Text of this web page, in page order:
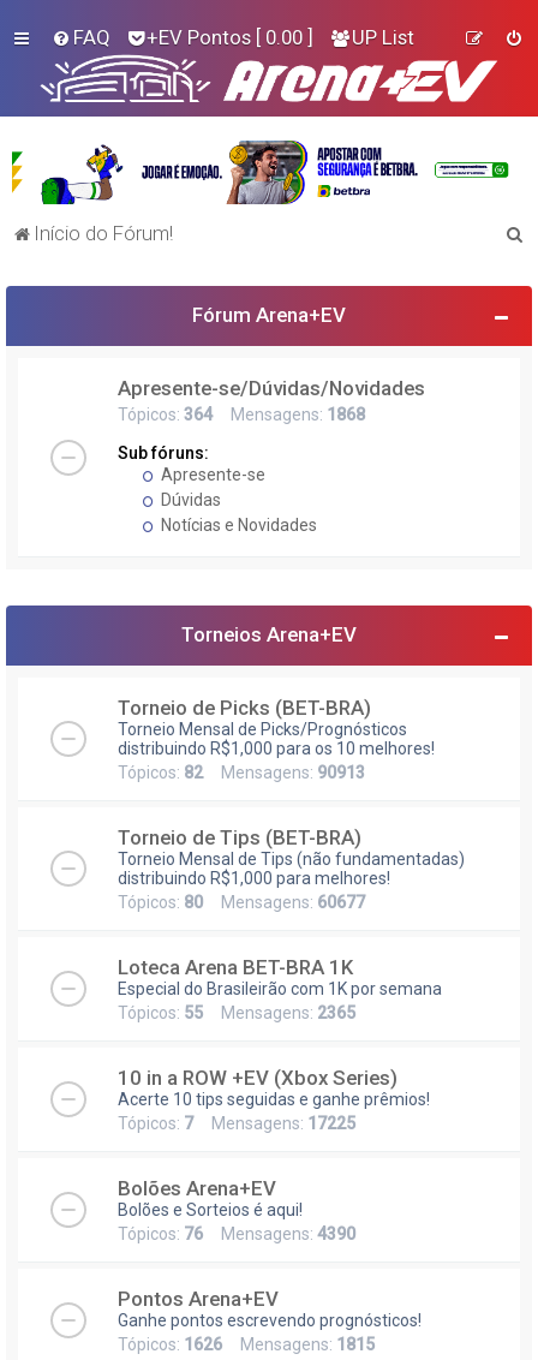
FAQ +EV Pontos [ 0.00 ] UP List
Início do Fórum!
Fórum Arena+EV
Apresente-se/Dúvidas/Novidades
Tópicos: 364Mensagens: 1868
Sub fóruns:
Apresente-se
Dúvidas
Notícias e Novidades
Torneios Arena+EV
Torneio de Picks (BET-BRA)
Torneio Mensal de Picks/Prognósticos
distribuindo R$1,000 para os 10 melhores!
Tópicos: 82Mensagens: 90913
Torneio de Tips (BET-BRA)
Torneio Mensal de Tips (não fundamentadas)
distribuindo R$1,000 para melhores!
Tópicos: 80 Mensagens: 60677
Loteca Arena BET-BRA 1K
Especial do Brasileirão com 1K por semana
Tópicos: 55 Mensagens: 2365
10 in a ROW +EV (Xbox Series)
Acerte 10 tips seguidas e ganhe prêmios!
Tópicos: 7Mensagens: 17225
Bolões Arena+EV
Bolões e Sorteios é aqui!
Tópicos: 76 Mensagens: 4390
Pontos Arena+EV
Ganhe pontos escrevendo prognósticos!
Tópicos: 1626 Mensagens: 1815